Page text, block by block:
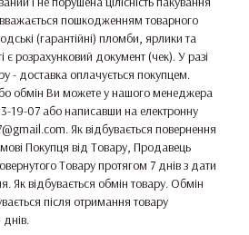
пошкодженням товарного
(гарантійні) пломби, ярлики та
є розрахунковий документ (чек). У разі
- доставка оплачується покупцем.
обмін Ви можете у нашого менеджера
19-07 або написавши на електронну
Як відбувається повернення
Покупця від Товару, Продавець
Товару протягом 7 днів з дати
Як відбувається обмін товару. Обмін
після отримання товару